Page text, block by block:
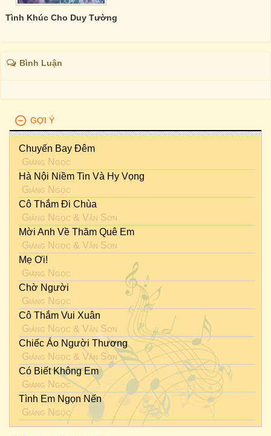
Tình Khúc Cho Duy Tường
Bình Luận
GỢI Ý
Chuyến Bay Đêm
Giáng Ngọc
Hà Nội Niềm Tin Và Hy Vọng
Giáng Ngọc
Cô Thắm Đi Chùa
Giáng Ngọc & Vân Sơn
Mời Anh Về Thăm Quê Em
Giáng Ngọc & Vân Sơn
Mẹ Ơi!
Giáng Ngọc
Chờ Người
Giáng Ngọc
Cô Thắm Vui Xuân
Giáng Ngọc & Vân Sơn
Chiếc Áo Người Thương
Giáng Ngọc & Vân Sơn
Có Biết Không Em
Giáng Ngọc
Tình Em Ngọn Nến
Giáng Ngọc